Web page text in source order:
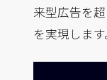
来型広告を
を実現します